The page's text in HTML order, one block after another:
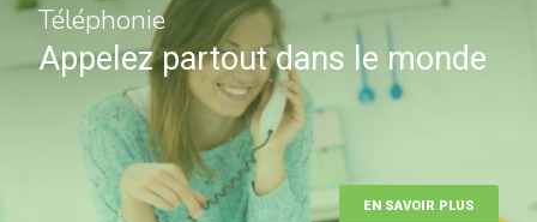
Téléphonie
Appelez partout dans le monde
EN SAVOIR PLUS